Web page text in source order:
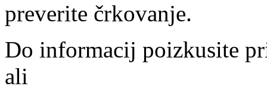
preverite črkovanje.
Do informacij poizkusite
ali